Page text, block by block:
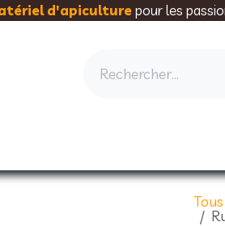
d'apiculturepour les